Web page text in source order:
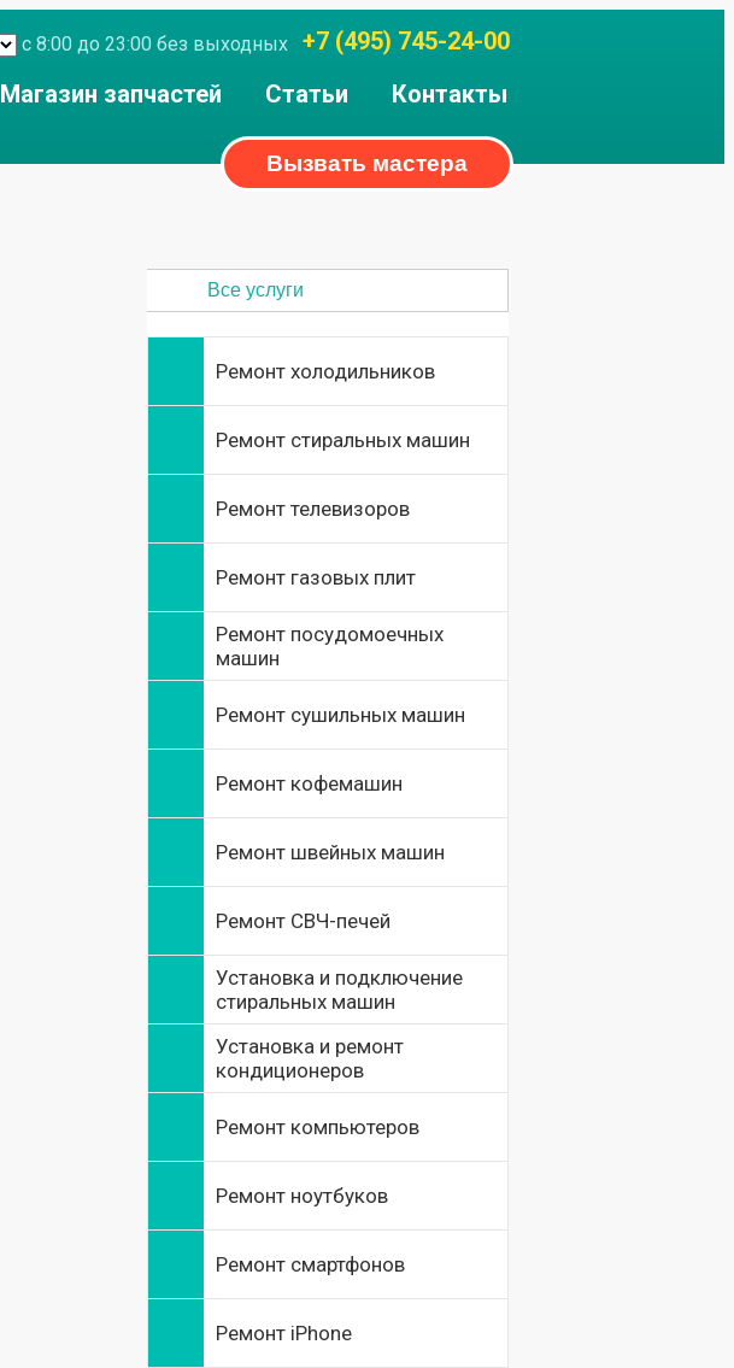
с 8:00 до 23:00 без выходных +7 (495) 745-24-00
Магазин запчастей Статьи Контакты
Вызвать мастера
Все услуги
Ремонт холодильников
Ремонт стиральных машин
Ремонт телевизоров
Ремонт газовых плит
Ремонт посудомоечных
машин
Ремонт сушильных машин
Ремонт кофемашин
Ремонт швейных машин
Ремонт СВЧ-печей
Установка и подключение
стиральных машин
Установка и ремонт
кондиционеров
Ремонт компьютеров
Ремонт ноутбуков
Ремонт смартфонов
Ремонт iPhone